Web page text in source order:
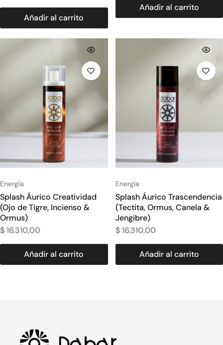
Añadir al carrito
Añadir al carrito
Energía
Splash Áurico Creatividad
(Ojo de Tigre, Incienso &
Ormus)
$16.310,00
Añadir al carrito
Energía
Splash Áurico Trascendencia
(Tectita, Ormus, Canela &
Jengibre)
$16.310,00
Añadir al carrito